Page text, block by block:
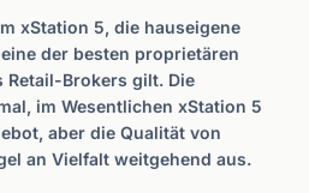
xStation 5, die hauseigene
der besten proprietären
Retail-Brokers gilt. Die
im Wesentlichen xStation 5
aber die Qualität von
an Vielfalt weitgehend aus.